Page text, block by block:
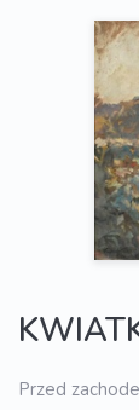
Przed